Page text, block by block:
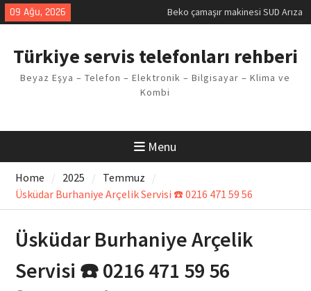
Skip
to
09 Ağu, 2026
Demirdöküm buzdolabı E1 Arıza
Arızası Çözümü
E02 Arıza Kodu Regal kombi
Sorunu
Türkiye servis telefonları rehberi
Beyaz Eşya – Telefon – Elektronik – Bilgisayar – Klima ve
Kombi
Menu
Home 2025
Temmuz
Üsküdar Burhaniye Arçelik Servisi ☎️ 0216 471 59 56
Üsküdar Burhaniye Arçelik
Servisi ☎️ 0216 471 59 56